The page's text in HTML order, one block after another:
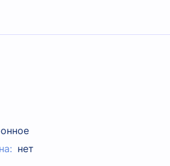
нет